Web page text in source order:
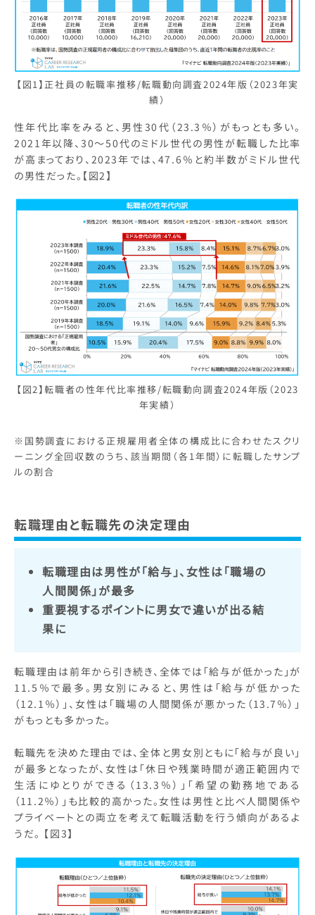
【図1】正社員の転職率推移/転職動向調査2024年版（2023年実
績）
性年代比率をみると、男性30代（23.3％）がもっとも多い。
2021年以降、30～50代のミドル世代の男性が転職した比率
が高まっており、2023年では、47.6％と約半数がミドル世代
の男性だった。【図2】
【図2】転職者の性年代比率推移/転職動向調査2024年版（2023
年実績）
※国勢調査における正規雇用者全体の構成比に合わせたスクリ
ーニング全回収数のうち、該当期間（各1年間）に転職したサンプ
ルの割合
転職理由と転職先の決定理由
転職理由は男性が「給与」、女性は「職場の
人間関係」が最多
重要視するポイントに男女で違いが出る結
果に
転職理由は前年から引き続き、全体では「給与が低かった」が
11.5％で最多。男女別にみると、男性は「給与が低かった
（12.1％）」、女性は「職場の人間関係が悪かった（13.7％）」
がもっとも多かった。
転職先を決めた理由では、全体と男女別ともに「給与が良い」
が最多となったが、女性は「休日や残業時間が適正範囲内で
生活にゆとりができる（13.3％）」「希望の勤務地である
（11.2％）」も比較的高かった。女性は男性と比べ人間関係や
プライベートとの両立を考えて転職活動を行う傾向があるよ
うだ。 【図3】